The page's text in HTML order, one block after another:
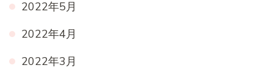
2022年5月
2022年4月
2022年3月